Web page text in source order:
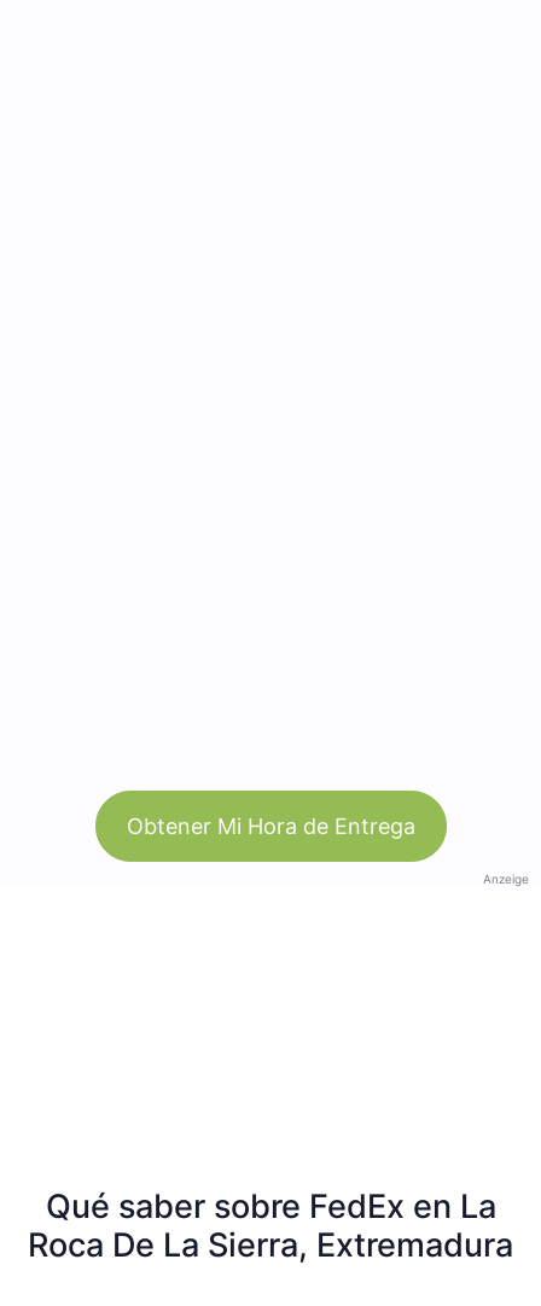
Obtener Mi Hora de Entrega
Anzeige
Qué saber sobre FedEx en La
Roca De La Sierra, Extremadura